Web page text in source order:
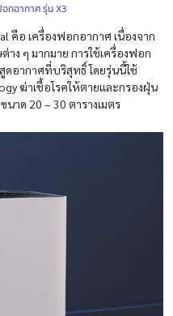
กอากาศ รุ่น X3
คือ เครื่องฟอกอากาศ เนื่องจาก
ๆ มากมาย การใช้เครื่องฟอก
ดอากาศที่บริสุทธิ์ โดยรุ่นนี้ใช้
ฆ่าเชื้อโรคให้ตายและกรองฝุ่น
นาด 20 – 30 ตารางเมตร